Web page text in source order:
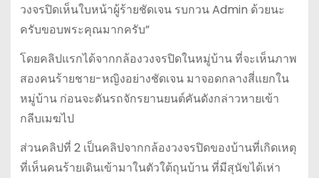
วงจรปิดเห็นใบหน้าผู้ร้ายชัดเจน รบกวน Admin ด้วยนะ
ครับขอบพระคุณมากครับ”
โดยคลิปแรกได้จากกล้องวงจรปิดในหมู่บ้าน ที่จะเห็นภาพ
สองคนร้ายชาย-หญิงอย่างชัดเจน มาจอดกลางสี่แยกใน
หมู่บ้าน ก่อนจะดันรถจักรยานยนต์คันดังกล่าวหายเข้า
กลีบเมฆไป
ส่วนคลิปที่ 2 เป็นคลิปจากกล้องวงจรปิดของบ้านที่เกิดเหตุ
ที่เห็นคนร้ายเดินเข้ามาในตัวใต้ถุนบ้าน ที่มีสุนัขได้เห่า